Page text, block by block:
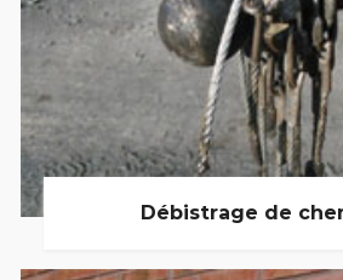
Débistrage de